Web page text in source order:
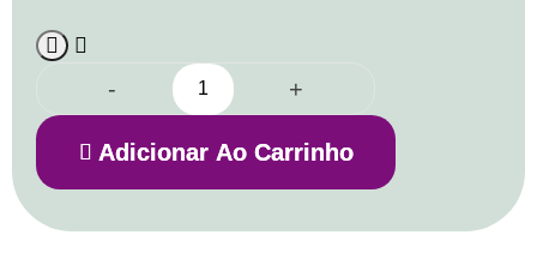
- +
Adicionar Ao Carrinho